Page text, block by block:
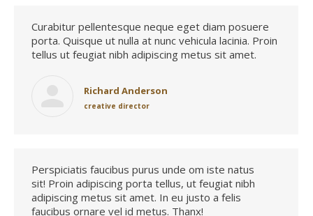
Curabitur pellentesque neque eget diam posuere
porta. Quisque ut nulla at nunc vehicula lacinia. Proin
tellus ut feugiat nibh adipiscing metus sit amet.
Richard Anderson
creative director
Perspiciatis faucibus purus unde om iste natus
sit! Proin adipiscing porta tellus, ut feugiat nibh
adipiscing metus sit amet. In eu justo a felis
faucibus ornare vel id metus. Thanx!